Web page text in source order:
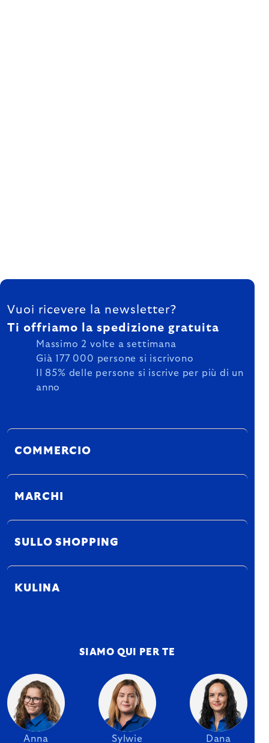
FOOTER
Vuoi ricevere la newsletter?
Ti offriamo la spedizione gratuita
Massimo 2 volte a settimana
Già 177 000 persone si iscrivono
Il 85% delle persone si iscrive per più di un
anno
COMMERCIO
MARCHI
SULLO SHOPPING
KULINA
SIAMO QUI PER TE
Anna Sylwie Dana